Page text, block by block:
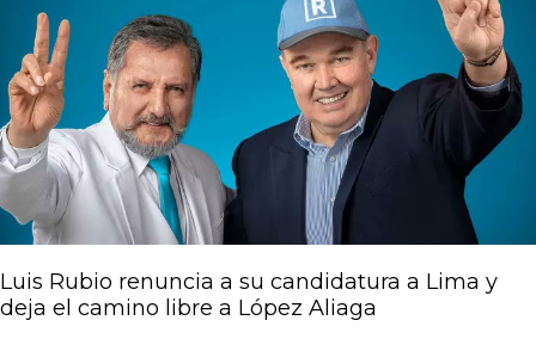
Luis Rubio renuncia a su candidatura a Lima y
deja el camino libre a López Aliaga